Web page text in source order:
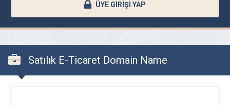
ÜYE GİRİŞİ YAP
Satılık E-Ticaret Domain Name